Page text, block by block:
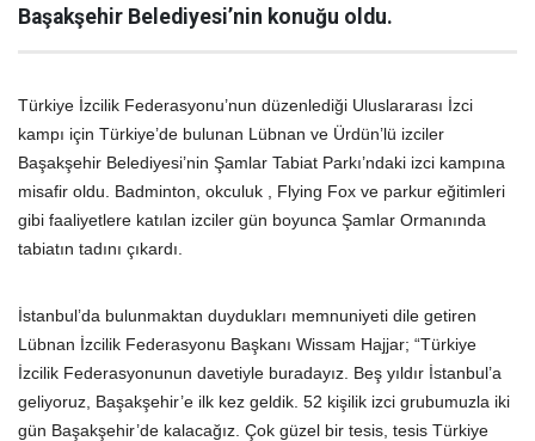
Başakşehir Belediyesi’nin konuğu oldu.
Türkiye İzcilik Federasyonu’nun düzenlediği Uluslararası İzci
kampı için Türkiye’de bulunan Lübnan ve Ürdün’lü izciler
Başakşehir Belediyesi’nin Şamlar Tabiat Parkı’ndaki izci kampına
misafir oldu. Badminton, okculuk , Flying Fox ve parkur eğitimleri
gibi faaliyetlere katılan izciler gün boyunca Şamlar Ormanında
tabiatın tadını çıkardı.
İstanbul’da bulunmaktan duydukları memnuniyeti dile getiren
Lübnan İzcilik Federasyonu Başkanı Wissam Hajjar; “Türkiye
İzcilik Federasyonunun davetiyle buradayız. Beş yıldır İstanbul’a
geliyoruz, Başakşehir’e ilk kez geldik. 52 kişilik izci grubumuzla iki
gün Başakşehir’de kalacağız. Çok güzel bir tesis, tesis Türkiye